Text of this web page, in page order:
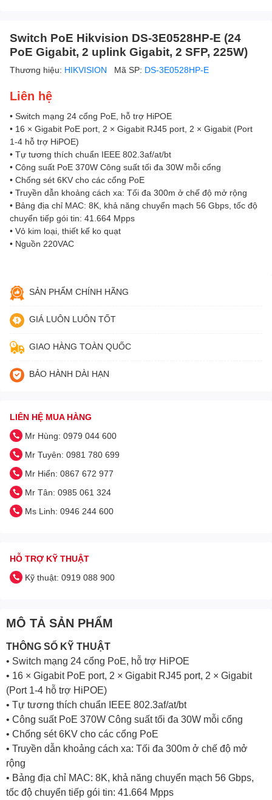
Switch PoE Hikvision DS-3E0528HP-E (24
PoE Gigabit, 2 uplink Gigabit, 2 SFP, 225W)
Thương hiệu: HIKVISION Mã SP: DS-3E0528HP-E
Liên hệ
• Switch mạng 24 cổng PoE, hỗ trợ HiPOE
• 16 × Gigabit PoE port, 2 × Gigabit RJ45 port, 2 × Gigabit (Port
1-4 hỗ trợ HiPOE)
• Tự tương thích chuẩn IEEE 802.3af/at/bt
• Công suất PoE 370W Công suất tối đa 30W mỗi cổng
• Chống sét 6KV cho các cổng PoE
• Truyền dẫn khoảng cách xa: Tối đa 300m ở chế độ mở rộng
• Bảng địa chỉ MAC: 8K, khả năng chuyển mạch 56 Gbps, tốc độ
chuyển tiếp gói tin: 41.664 Mpps
• Vỏ kim loại, thiết kế ko quạt
• Nguồn 220VAC
SẢN PHẨM CHÍNH HÃNG
GIÁ LUÔN LUÔN TỐT
GIAO HÀNG TOÀN QUỐC
BẢO HÀNH DÀI HẠN
LIÊN HỆ MUA HÀNG
Mr Hùng: 0979 044 600
Mr Tuyên: 0981 780 699
Mr Hiển: 0867 672 977
Mr Tân: 0985 061 324
Ms Linh: 0946 244 600
HỖ TRỢ KỸ THUẬT
Kỹ thuật: 0919 088 900
MÔ TẢ SẢN PHẨM
THÔNG SỐ KỸ THUẬT
• Switch mạng 24 cổng PoE, hỗ trợ HiPOE
• 16 × Gigabit PoE port, 2 × Gigabit RJ45 port, 2 × Gigabit
(Port 1-4 hỗ trợ HiPOE)
• Tự tương thích chuẩn IEEE 802.3af/at/bt
• Công suất PoE 370W Công suất tối đa 30W mỗi cổng
• Chống sét 6KV cho các cổng PoE
• Truyền dẫn khoảng cách xa: Tối đa 300m ở chế độ mở
rộng
• Bảng địa chỉ MAC: 8K, khả năng chuyển mạch 56 Gbps,
tốc độ chuyển tiếp gói tin: 41.664 Mpps